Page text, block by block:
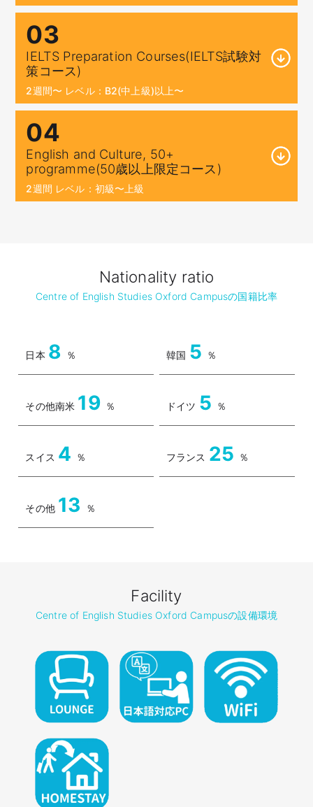
03
IELTS Preparation Courses(IELTS試験対
策コース)
2週間〜 レベル：B2(中上級)以上〜
04
English and Culture, 50+
programme(50歳以上限定コース)
2週間 レベル：初級〜上級
Nationality ratio
Centre of English Studies Oxford Campusの国籍比率
日本 8 ％ 韓国 5 ％
その他南米 19 ％ ドイツ 5 ％
スイス 4 ％ フランス 25 ％
その他 13 ％
Facility
Centre of English Studies Oxford Campusの設備環境